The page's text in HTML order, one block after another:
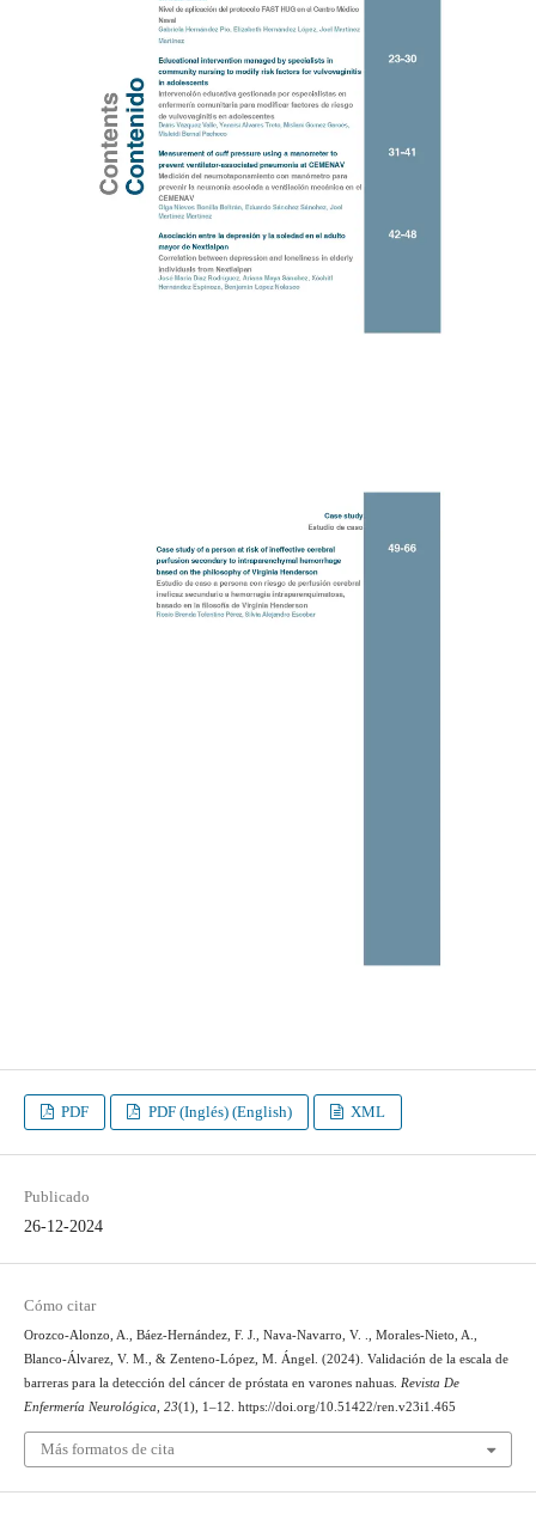
PDF PDF (Inglés) (English) XML
Publicado
26-12-2024
Cómo citar
Orozco-Alonzo, A., Báez-Hernández, F. J., Nava-Navarro, V. ., Morales-Nieto, A.,
Blanco-Álvarez, V. M., & Zenteno-López, M. Ángel. (2024). Validación de la escala de
barreras para la detección del cáncer de próstata en varones nahuas. Revista De
Enfermería Neurológica
23(1), 1–12. https://doi.org/10.51422/ren.v23i1.465
Más formatos de cita